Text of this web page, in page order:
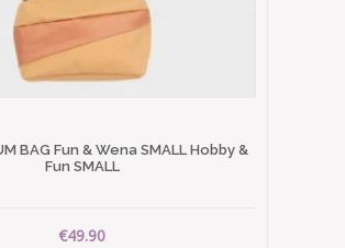
BAG Fun & Wena SMALL Hobby &
Fun SMALL
€49.90